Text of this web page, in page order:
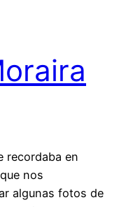
recordaba en
nos
algunas fotos de